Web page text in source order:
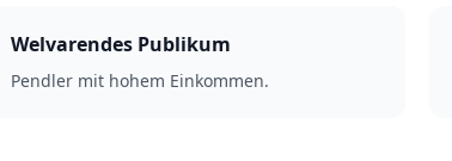
Welvarendes Publikum
Pendler mit hohem Einkommen.